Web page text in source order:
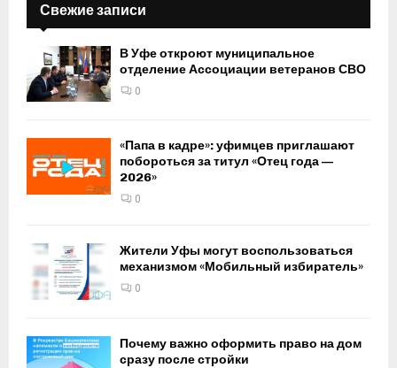
Свежие записи
В Уфе откроют муниципальное
отделение Ассоциации ветеранов СВО
0
«Папа в кадре»: уфимцев приглашают
побороться за титул «Отец года —
2026»
0
Жители Уфы могут воспользоваться
механизмом «Мобильный избиратель»
0
Почему важно оформить право на дом
сразу после стройки